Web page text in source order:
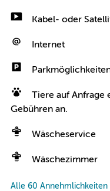
Kabel- oder
Internet
Tiere auf Anfrage
Gebühren an.
Wäscheservice
Wäschezimmer
Alle 60 Annehmlichkeiten